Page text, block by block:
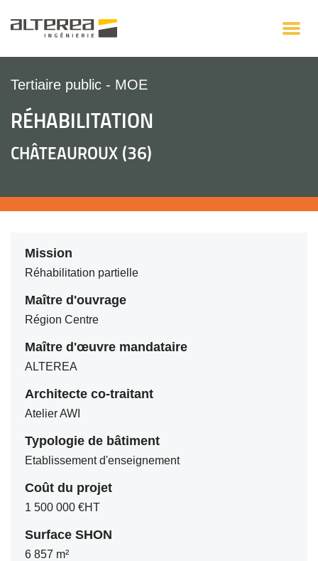
Tertiaire public - MOE
RÉHABILITATION
CHÂTEAUROUX (36)
Mission
Réhabilitation partielle
Maître d'ouvrage
Région Centre
Maître d'œuvre mandataire
ALTEREA
Architecte co-traitant
Atelier AWI
Typologie de bâtiment
Etablissement d'enseignement
Coût du projet
1 500 000 €HT
Surface SHON
6 857 m²